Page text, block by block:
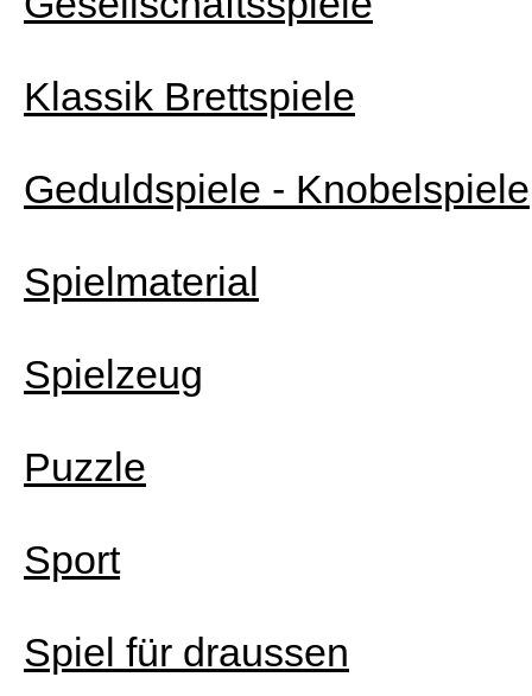
Klassik Brettspiele
Geduldspiele - Knobelspiele
Spielmaterial
Spielzeug
Puzzle
Sport
Spiel für draussen